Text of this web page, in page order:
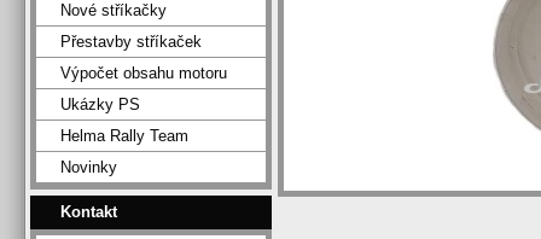
Nové stříkačky
Přestavby stříkaček
Výpočet obsahu motoru
Ukázky PS
Helma Rally Team
Novinky
Kontakt